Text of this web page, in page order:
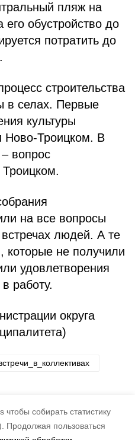
собирать статистику
Продолжая пользоваться
пляж на
обустройство до
потратить до
строительства
в селах. Первые
культуры
Ново-Троицком. В
вопрос
на все вопросы
людей. А те
которые не получили
удовлетворения
работу.
округа